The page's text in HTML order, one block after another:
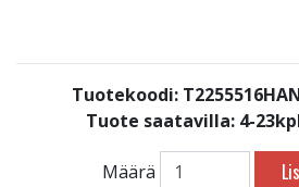
Tuotekoodi:
Tuote saatavilla: 4-
Määrä